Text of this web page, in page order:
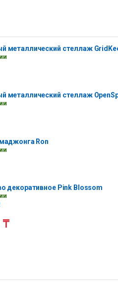
металлический стеллаж
металлический стеллаж
Ron
декоративное Pink Blossom
₸